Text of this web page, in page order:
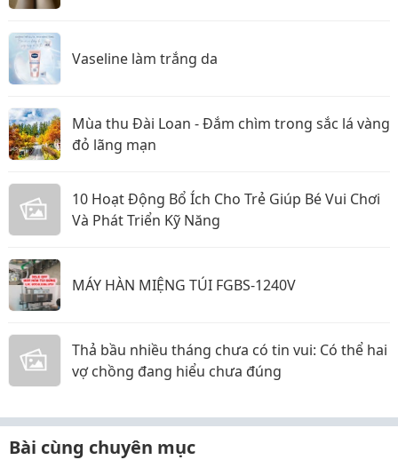
Vaseline làm trắng da
Mùa thu Đài Loan - Đắm chìm trong sắc lá vàng
đỏ lãng mạn
10 Hoạt Động Bổ Ích Cho Trẻ Giúp Bé Vui Chơi
Và Phát Triển Kỹ Năng
MÁY HÀN MIỆNG TÚI FGBS-1240V
Thả bầu nhiều tháng chưa có tin vui: Có thể hai
vợ chồng đang hiểu chưa đúng
Bài cùng chuyên mục